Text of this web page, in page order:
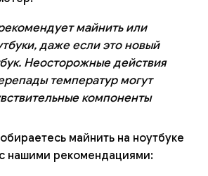
майнить или
даже если это новый
Неосторожные действия
температур могут
компоненты
майнить на ноутбуке
нашими рекомендациями: